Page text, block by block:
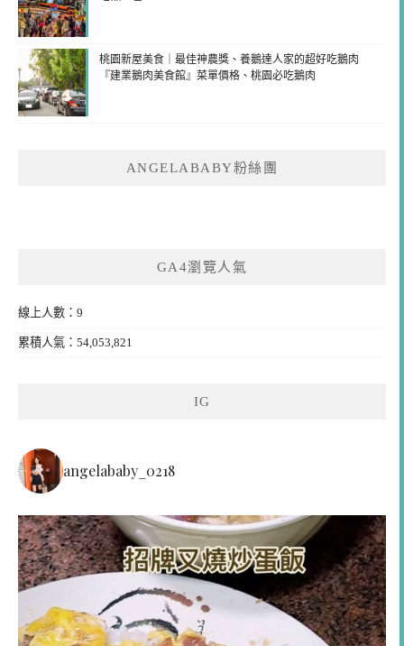
桃園新屋美食｜最佳神農獎、養鵝達人家的超好吃鵝肉
『建業鵝肉美食館』菜單價格、桃園必吃鵝肉
ANGELABABY粉絲團
GA4瀏覽人氣
線上人數：9
累積人氣：54,053,821
IG
angelababy_0218